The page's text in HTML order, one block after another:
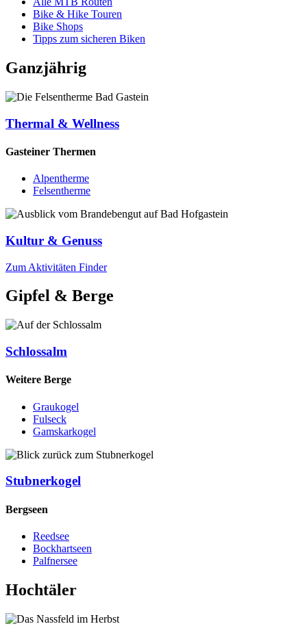
Bike & Hike Touren
Bike Shops
Tipps zum sicheren Biken
Ganzjährig
Thermal & Wellness
Gasteiner Thermen
Alpentherme
Felsentherme
Kultur & Genuss
Zum Aktivitäten Finder
Gipfel & Berge
Schlossalm
Weitere Berge
Graukogel
Fulseck
Gamskarkogel
Stubnerkogel
Bergseen
Reedsee
Bockhartseen
Palfnersee
Hochtäler